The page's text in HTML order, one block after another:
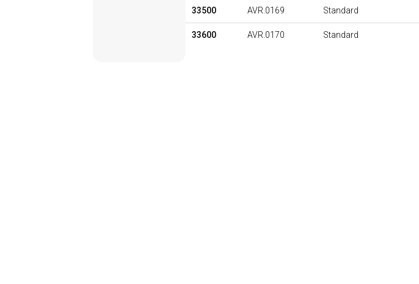
33500 AVR.0169 Standard
33600 AVR.0170 Standard